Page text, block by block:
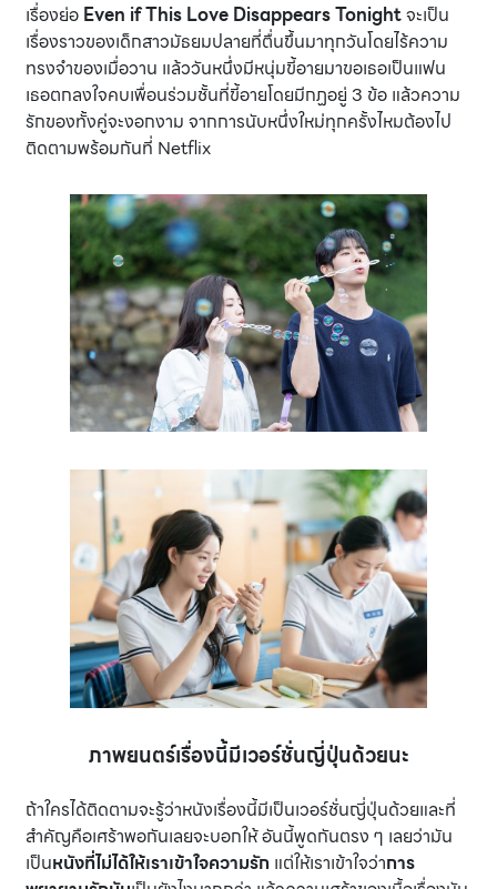
เรื่องย่อ Even if This Love Disappears Tonightจะเป็น
เรื่องราวของเด็กสาวมัธยมปลายที่ตื่นขึ้นมาทุกวันโดยไร้ความ
ทรงจำของเมื่อวาน แล้ววันหนึ่งมีหนุ่มขี้อายมาขอเธอเป็นแฟน
เธอตกลงใจคบเพื่อนร่วมชั้นที่ขี้อายโดยมีกฏอยู่ 3 ข้อ แล้วความ
รักของทั้งคู่จะงอกงาม จากการนับหนึ่งใหม่ทุกครั้งไหมต้องไป
ติดตามพร้อมกันที่ Netflix
ภาพยนตร์เรื่องนี้มีเวอร์ชั่นญี่ปุ่นด้วยนะ
ถ้าใครได้ติดตามจะรู้ว่าหนังเรื่องนี้มีเป็นเวอร์ชั่นญี่ปุ่นด้วยและที่
สำคัญคือเศร้าพอกันเลยจะบอกให้ อันนี้พูดกันตรง ๆ เลยว่ามัน
เป็นหนังที่ไม่ได้ให้เราเข้าใจความรัก แต่ให้เราเข้าใจว่าการ